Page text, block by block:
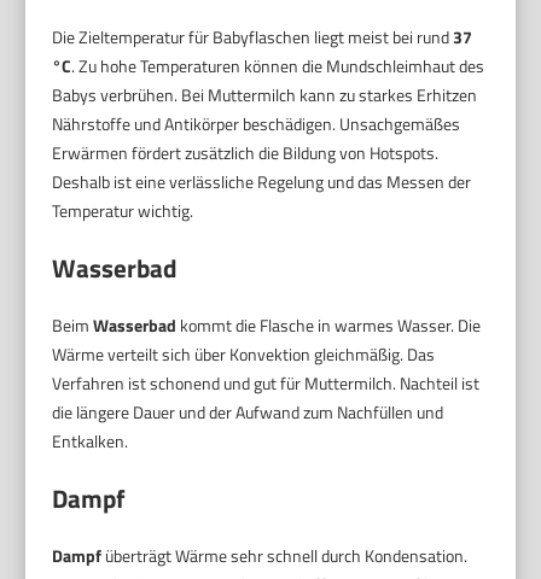
Die Zieltemperatur für Babyflaschen liegt meist bei rund37
°C. Zu hohe Temperaturen können die Mundschleimhaut des
Babys verbrühen. Bei Muttermilch kann zu starkes Erhitzen
Nährstoffe und Antikörper beschädigen. Unsachgemäßes
Erwärmen fördert zusätzlich die Bildung von Hotspots.
Deshalb ist eine verlässliche Regelung und das Messen der
Temperatur wichtig.
Wasserbad
BeimWasserbad kommt die Flasche in warmes Wasser. Die
Wärme verteilt sich über Konvektion gleichmäßig. Das
Verfahren ist schonend und gut für Muttermilch. Nachteil ist
die längere Dauer und der Aufwand zum Nachfüllen und
Entkalken.
Dampf
Dampfüberträgt Wärme sehr schnell durch Kondensation.